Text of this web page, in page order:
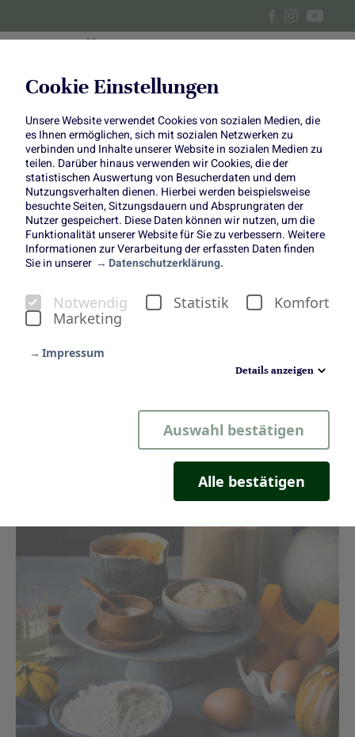
Cookie Einstellungen
Unsere Website verwendet Cookies von sozialen Medien, die
es Ihnen ermöglichen, sich mit sozialen Netzwerken zu
verbinden und Inhalte unserer Website in sozialen Medien zu
teilen. Darüber hinaus verwenden wir Cookies, die der
statistischen Auswertung von Besucherdaten und dem
Nutzungsverhalten dienen. Hierbei werden beispielsweise
besuchte Seiten, Sitzungsdauern und Absprungraten der
Nutzer gespeichert. Diese Daten können wir nutzen, um die
Funktionalität unserer Website für Sie zu verbessern. Weitere
Informationen zur Verarbeitung der erfassten Daten finden
Sie in unserer
Datenschutzerklärung.
Notwendig Statistik
Komfort
Marketing
Impressum
Details anzeigen
Auswahl bestätigen
Alle bestätigen
Pumpkin Spice Cupcakes
Die Kombination von Kürbis, Zimt und Co. sorgt für eine
Portion herbstlicher Gemütlichkeit – perfekt für die kühle
Jahreszeit!
wir uns für den Kuchen des Monats November etwas
ganz Besonderes überlegt: Diese Gemütlichkeit in
herbstliches Rezept, das zum Genießen einlädt!